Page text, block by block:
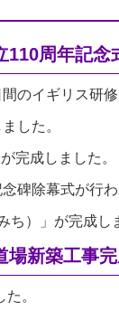
110周年記念
のイギリス研修
した。
完成しました。
碑除幕式が行わ
ち）」が完成し
場新築工事
。